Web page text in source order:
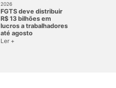
2026
FGTS deve distribuir
R$ 13 bilhões em
lucros a trabalhadores
até agosto
Ler +